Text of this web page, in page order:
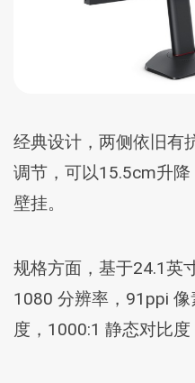
经典设计，两侧依旧有
调节，可以15.5cm升
壁挂。
规格方面，基于24.1英
1080 分辨率，91ppi
度，1000:1 静态对比度